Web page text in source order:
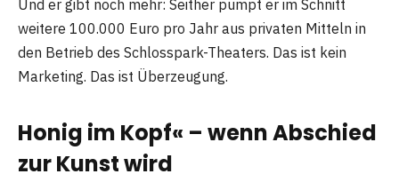
Und er gibt noch mehr: Seither pumpt er im Schnitt
weitere 100.000 Euro pro Jahr aus privaten Mitteln in
den Betrieb des Schlosspark-Theaters. Das ist kein
Marketing. Das ist Überzeugung.
Honig im Kopf« – wenn Abschied
zur Kunst wird